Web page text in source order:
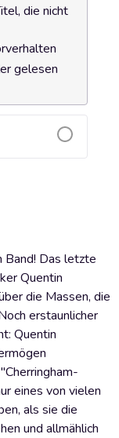
die nicht
gelesen
Band! Das letzte
Quentin
die Massen, die
erstaunlicher
Quentin
eines von vielen
als sie die
und allmählich